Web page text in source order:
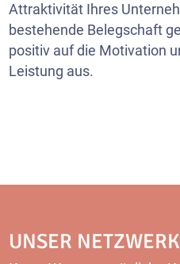
Attraktivität Ihres
bestehende Belegschaft
positiv auf die Motivation
Leistung aus.
UNSER NETZWERK